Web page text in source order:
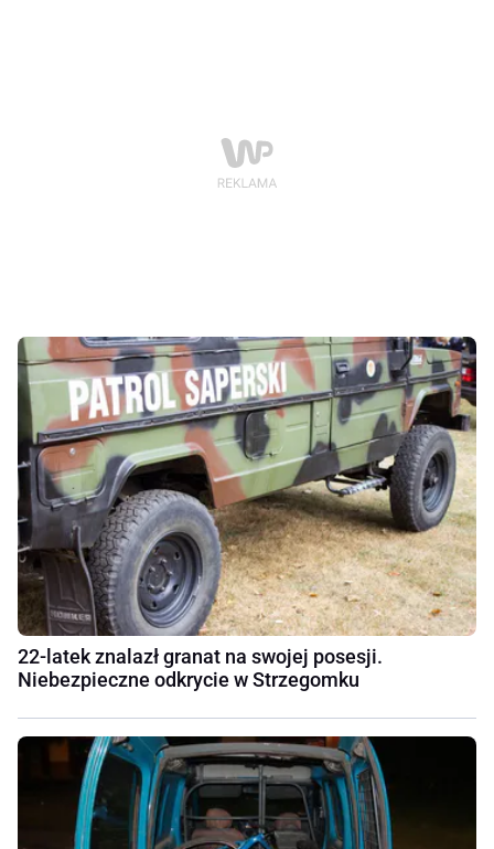
22-latek znalazł granat na swojej posesji.
Niebezpieczne odkrycie w Strzegomku